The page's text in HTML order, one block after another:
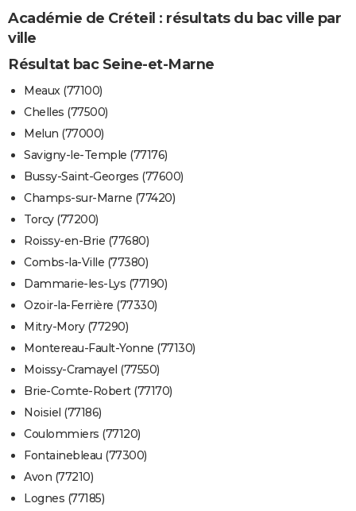
Académie de Créteil : résultats du bac ville par
ville
Résultat bac Seine-et-Marne
Meaux (77100)
Chelles (77500)
Melun (77000)
Savigny-le-Temple (77176)
Bussy-Saint-Georges (77600)
Champs-sur-Marne (77420)
Torcy (77200)
Roissy-en-Brie (77680)
Combs-la-Ville (77380)
Dammarie-les-Lys (77190)
Ozoir-la-Ferrière (77330)
Mitry-Mory (77290)
Montereau-Fault-Yonne (77130)
Moissy-Cramayel (77550)
Brie-Comte-Robert (77170)
Noisiel (77186)
Coulommiers (77120)
Fontainebleau (77300)
Avon (77210)
Lognes (77185)